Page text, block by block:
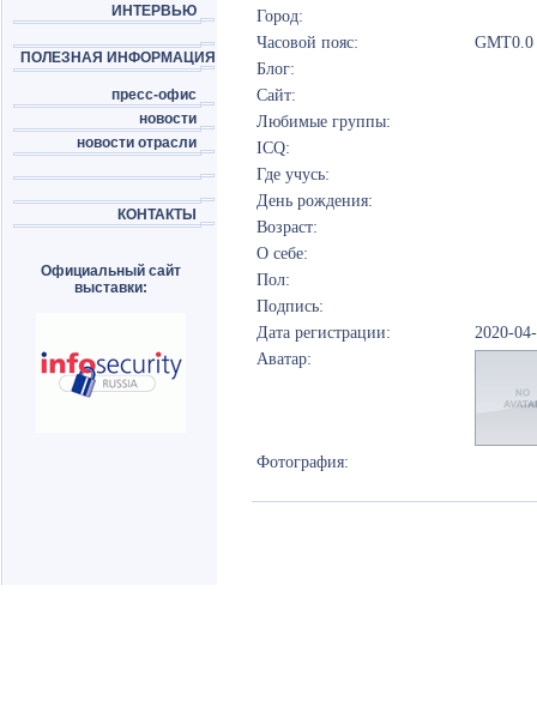
ИНТЕРВЬЮ
ПОЛЕЗНАЯ ИНФОРМАЦИЯ
пресс-офис
новости
новости отрасли
КОНТАКТЫ
Официальный сайт
выставки:
Город:
Часовой пояс:
GMT0.0
Блог:
Сайт:
Любимые группы:
ICQ:
Где учусь:
День рождения:
Возраст:
О себе:
Пол:
Подпись:
Дата регистрации:
2020-
Аватар:
Фотография: